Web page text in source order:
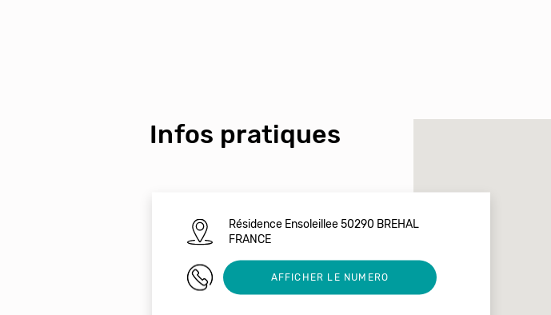
Infos pratiques
Résidence Ensoleillee 50290 BREHAL
FRANCE
0680704004AFFICHER LE NUMERO